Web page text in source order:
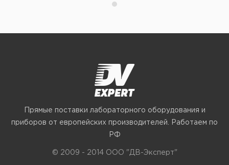
Прямые поставки лабораторного оборудования и
приборов от европейских производителей. Работаем по
РФ
© 2009 - 2014 ООО "ДВ-Эксперт"